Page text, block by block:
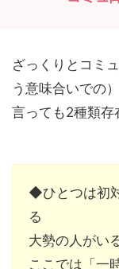
ざっくりとコミ
う意味合いでの
言っても2種類存
◆ひとつは初
る
大勢の人がい
ここでは「一